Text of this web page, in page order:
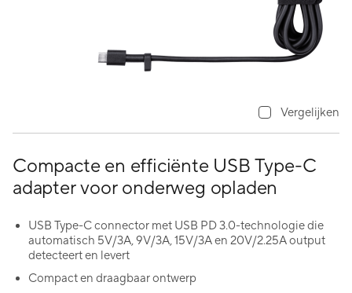
Compacte en efficiënte USB Type-C
adapter voor onderweg opladen
USB Type-C connector met USB PD 3.0-technologie die
automatisch 5V/3A, 9V/3A, 15V/3A en 20V/2.25A output
detecteert en levert
Compact en draagbaar ontwerp
Vergelijken